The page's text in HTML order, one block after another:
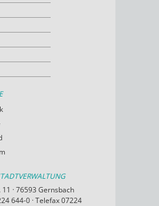
· 76593 Gernsbach
644-0 · Telefax 07224